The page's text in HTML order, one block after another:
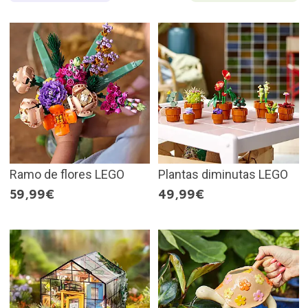
Ramo de flores LEGO
59,99€
Plantas diminutas LEGO
49,99€